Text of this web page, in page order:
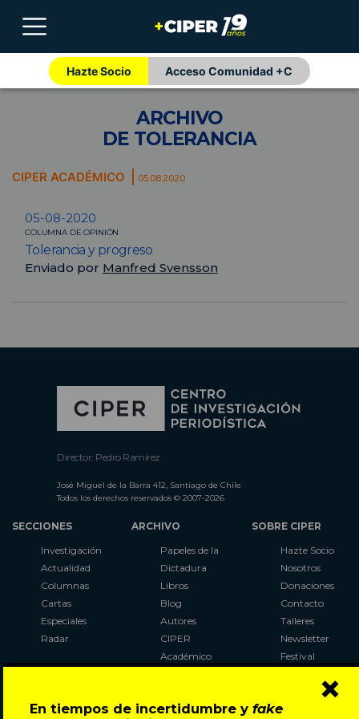
En tiempos de incertidumbre y fake
×
Hazte Socio Acceso Comunidad +C
ARCHIVO
DE TOLERANCIA
CIPER ACADÉMICO 05.08.2020
05-08-2020
COLUMNA DE OPINIÓN
Tolerancia y progreso
Enviado por Manfred Svensson
Director: Pedro Ramírez
José Miguel de la Barra 412, Santiago de Chile
Todos los derechos reservados © 2007-2026
SECCIONES
Investigación
Actualidad
Columnas
Cartas
Especiales
Radar
ARCHIVO
Papeles de la
Dictadura
Libros
Blog
Autores
CIPER
Académico
Al Plebiscito
SOBRE CIPER
Hazte Socio
Nosotros
Donaciones
Contacto
Talleres
Newsletter
Festival